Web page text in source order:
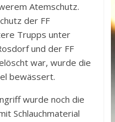
Atemschutz.
der FF
Trupps unter
und der FF
war, wurde die
bewässert.
wurde noch die
Schlauchmaterial